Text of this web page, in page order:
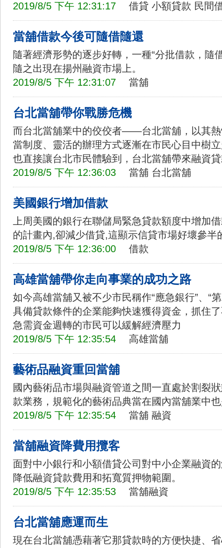
2019/8/5 下午 12:31:17
借貸 小額貸款 民間
當舖借款今後可隨借隨還
隨著經濟形勢的逐步好轉，一種“分批借款，隨
隨之出現在揚州融資市場上。
2019/8/5 下午 12:31:07
當舖
台北當舖帶你戰勝危機
而台北當舖業中的佼佼者——台北當舖，以其
當制度、靈活的辦理方式逐漸在市民心目中樹
也直接讓台北市民體驗到，台北當舖帶來融資
2019/8/5 下午 12:36:03
當舖 台北當舖
美國銀行增加借款
上周美國的銀行在聯儲局緊急貸款額度中增加
的計畫內,卻減少借貸,這顯示信貸市場好壞參半
2019/8/5 下午 12:36:00
借款
高雄當舖帶你走向事業的成功之路
如今高雄當舖又被不少市民稱作“應急銀行”、
具備貸款條件的企業能夠快速獲得資金，抓住
急需資金週轉的市民可以緩解經濟壓力
2019/8/5 下午 12:35:54
高雄當舖
藝術品融資重回當舖
國內藝術品市場與融資管道之間一直處於割裂
款業務，規範化的藝術品典當在國內當舖業中
2019/8/5 下午 12:35:54
當舖 融資
當舖融資降費用攬客
面對中小銀行和小額借貸公司對中小企業融資
降低融資貸款費用和拓寬質押物範圍。
2019/8/5 下午 12:35:53
當舖融資
台北當舖應運而生
現在台北當舖憑藉著它那貸款時的方便快捷、